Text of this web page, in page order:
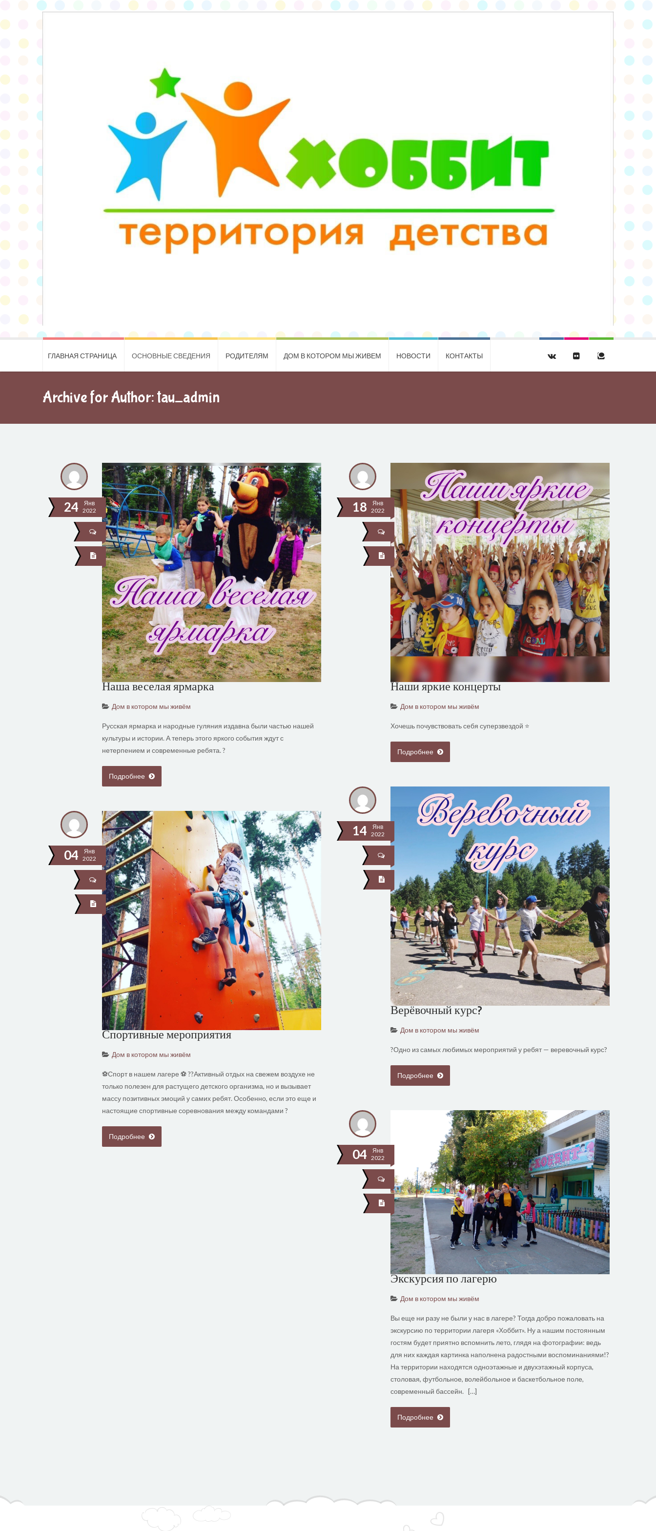
ГЛАВНАЯ СТРАНИЦА ОСНОВНЫЕ СВЕДЕНИЯ РОДИТЕЛЯМ ДОМ В КОТОРОМ МЫ ЖИВЕМ НОВОСТИ КОНТАКТЫ
Archive for Author: tau_admin
24
Янв
2022
Наша веселая ярмарка
Дом в котором мы живём
Русская ярмарка и народные гуляния издавна были частью нашей
культуры и истории. А теперь этого яркого события ждут с
нетерпением и современные ребята. ?
Подробнее
18
Янв
2022
Наши яркие концерты
Дом в котором мы живём
Хочешь почувствовать себя суперзвездой ⭐
Подробнее
14
Янв
2022
Верёвочный курс?
Дом в котором мы живём
?Одно из самых любимых мероприятий у ребят — веревочный курс?
Подробнее
04
Янв
2022
Спортивные мероприятия
Дом в котором мы живём
⚽Спорт в нашем лагере ⚽ ??Активный отдых на свежем воздухе не
только полезен для растущего детского организма, но и вызывает
массу позитивных эмоций у самих ребят. Особенно, если это еще и
настоящие спортивные соревнования между командами ?
Подробнее
04
Янв
2022
Экскурсия по лагерю
Дом в котором мы живём
Вы еще ни разу не были у нас в лагере? Тогда добро пожаловать на
экскурсию по территории лагеря «Хоббит». Ну а нашим постоянным
гостям будет приятно вспомнить лето, глядя на фотографии: ведь
для них каждая картинка наполнена радостными воспоминаниями!?
На территории находятся одноэтажные и двухэтажный корпуса,
столовая, футбольное, волейбольное и баскетбольное поле,
современный бассейн. […]
Подробнее